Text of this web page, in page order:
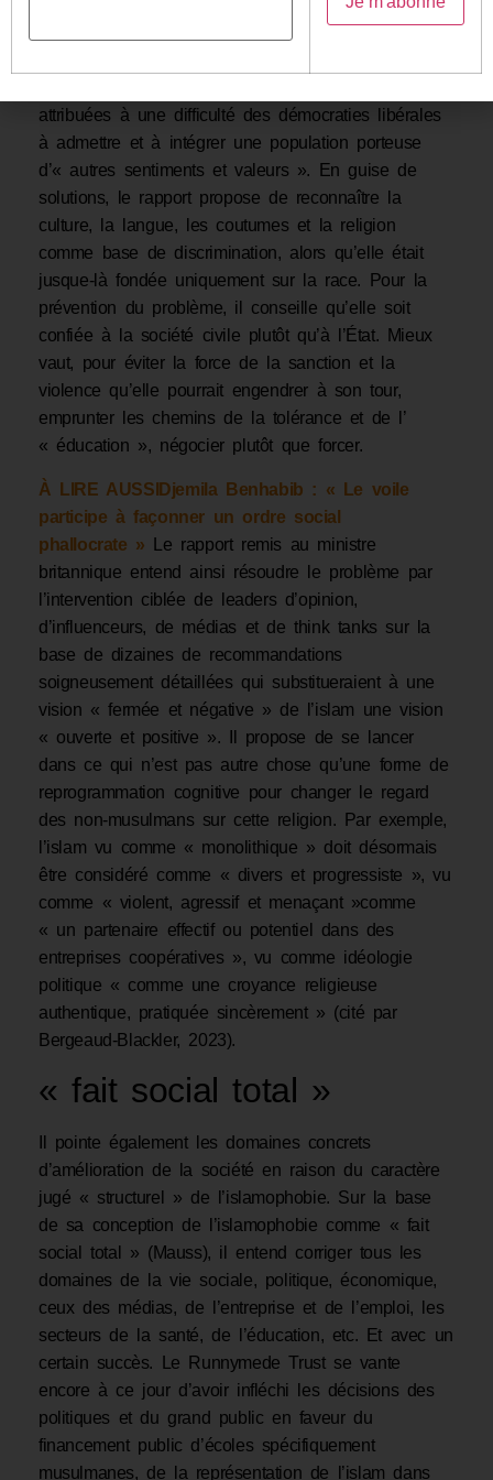
britannique Runnymede Trust, est le premier rapport
attribuées à une difficulté des démocraties libérales
à admettre et à intégrer une population porteuse
d’« autres sentiments et valeurs ». En guise de
solutions, le rapport propose de reconnaître la
culture, la langue, les coutumes et la religion
comme base de discrimination, alors qu’elle était
jusque-là fondée uniquement sur la race. Pour la
prévention du problème, il conseille qu’elle soit
confiée à la société civile plutôt qu’à l’État. Mieux
vaut, pour éviter la force de la sanction et la
violence qu’elle pourrait engendrer à son tour,
emprunter les chemins de la tolérance et de l’
« éducation », négocier plutôt que forcer.
À LIRE AUSSI Djemila Benhabib : « Le voile
participe à façonner un ordre social
phallocrate » Le rapport remis au ministre
britannique entend ainsi résoudre le problème par
l’intervention ciblée de leaders d’opinion,
d’influenceurs, de médias et de think tanks sur la
base de dizaines de recommandations
soigneusement détaillées qui substitueraient à une
vision « fermée et négative » de l’islam une vision
« ouverte et positive ». Il propose de se lancer
dans ce qui n’est pas autre chose qu’une forme de
reprogrammation cognitive pour changer le regard
des non-musulmans sur cette religion. Par exemple,
l’islam vu comme « monolithique » doit désormais
être considéré comme « divers et progressiste », vu
comme « violent, agressif et menaçant »comme
« un partenaire effectif ou potentiel dans des
entreprises coopératives », vu comme idéologie
politique « comme une croyance religieuse
authentique, pratiquée sincèrement » (cité par
Bergeaud-Blackler, 2023).
« fait social total »
Il pointe également les domaines concrets
d’amélioration de la société en raison du caractère
jugé « structurel » de l’islamophobie. Sur la base
de sa conception de l’islamophobie comme « fait
social total » (Mauss), il entend corriger tous les
domaines de la vie sociale, politique, économique,
ceux des médias, de l’entreprise et de l’emploi, les
secteurs de la santé, de l’éducation, etc. Et avec un
certain succès. Le Runnymede Trust se vante
encore à ce jour d’avoir infléchi les décisions des
politiques et du grand public en faveur du
financement public d’écoles spécifiquement
musulmanes, de la représentation de l’islam dans